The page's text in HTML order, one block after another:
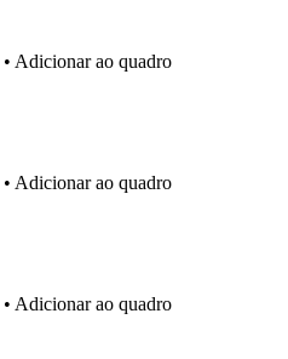
• Adicionar ao quadro
• Adicionar ao quadro
• Adicionar ao quadro